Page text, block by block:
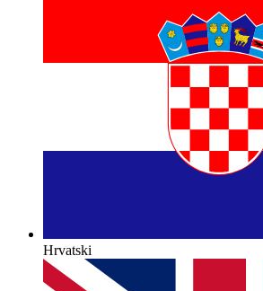
Hrvatski